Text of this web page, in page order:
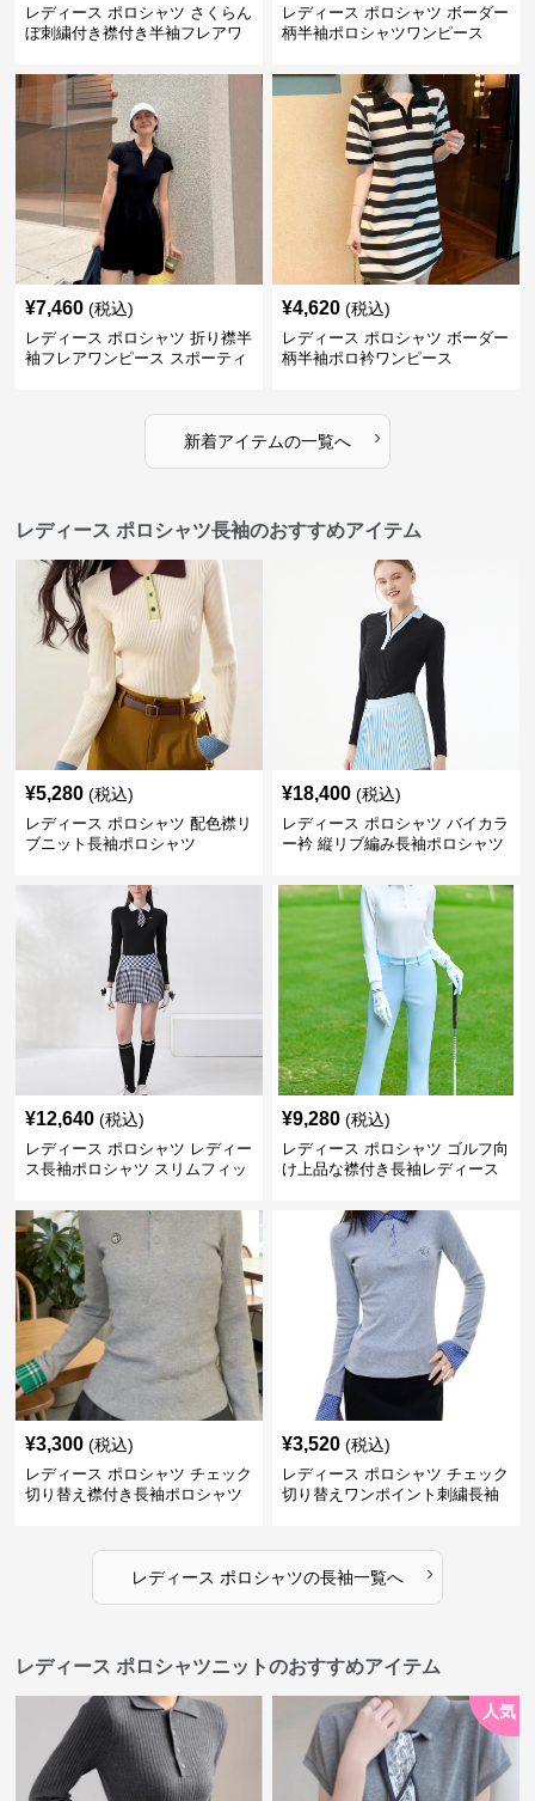
レディース ポロシャツ さくらん
ぼ刺繍付き襟付き半袖フレアワ
レディース ポロシャツ ボーダー
柄半袖ポロシャツワンピース
¥7,460 (税込)
レディース ポロシャツ 折り襟半
袖フレアワンピース スポーティ
¥4,620 (税込)
レディース ポロシャツ ボーダー
柄半袖ポロ衿ワンピース
新着アイテムの一覧へ ›
レディース ポロシャツ長袖のおすすめアイテム
¥5,280 (税込)
レディース ポロシャツ 配色襟リ
ブニット長袖ポロシャツ
¥18,400 (税込)
レディース ポロシャツ バイカラ
ー衿 縦リブ編み長袖ポロシャツ
¥12,640 (税込)
レディース ポロシャツ レディー
ス長袖ポロシャツ スリムフィッ
¥9,280 (税込)
レディース ポロシャツ ゴルフ向
け上品な襟付き長袖レディース
¥3,300 (税込)
レディース ポロシャツ チェック
切り替え襟付き長袖ポロシャツ
¥3,520 (税込)
レディース ポロシャツ チェック
切り替えワンポイント刺繍長袖
レディース ポロシャツの長袖一覧へ ›
レディース ポロシャツニットのおすすめアイテム
人気